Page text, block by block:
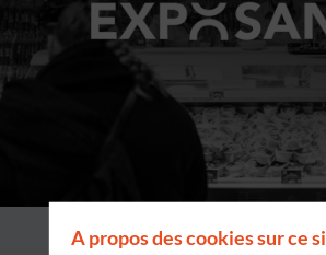
A propos des cookies sur ce